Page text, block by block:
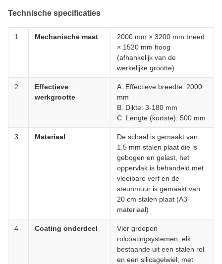
Technische specificaties
1 Mechanische maat
2000 mm × 3200 mm breed
× 1520 mm hoog
(afhankelijk van de
werkelijke grootte)
2
Effectieve
werkgrootte
A. Effectieve breedte: 2000
mm
B. Dikte: 3-180 mm
C. Lengte (kortste): 500 mm
3 Materiaal
De schaal is gemaakt van
1,5 mm stalen plaat die is
gebogen en gelast, het
oppervlak is behandeld met
vloeibare verf en de
steunmuur is gemaakt van
20 cm stalen plaat (A3-
materiaal)
4 Coating onderdeel
Vier groepen
rolcoatingsystemen, elk
bestaande uit een stalen rol
en een silicagelwiel, met